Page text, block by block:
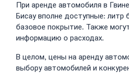
При аренде автомобиля в
Бисау вполне доступные:
базовое покрытие. Также
информацию о расходах.
В целом, цены на аренду
выбору автомобилей и